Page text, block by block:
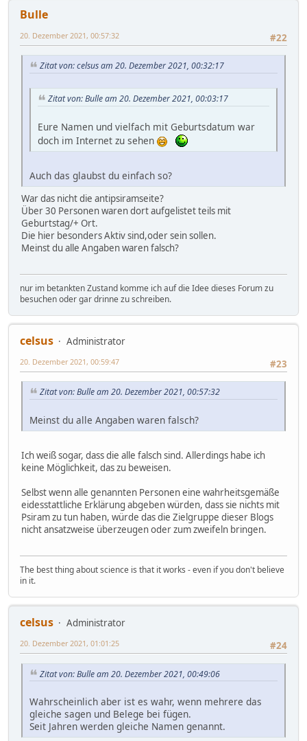
Bulle
#22
20. Dezember 2021, 00:57:32
Zitat von: celsus am 20. Dezember 2021, 00:32:17
Zitat von: Bulle am 20. Dezember 2021, 00:03:17
Eure Namen und vielfach mit Geburtsdatum war
doch im Internet zu sehen
Auch das glaubst du einfach so?
War das nicht die antipsiramseite?
Über 30 Personen waren dort aufgelistet teils mit
Geburtstag/+ Ort.
Die hier besonders Aktiv sind,oder sein sollen.
Meinst du alle Angaben waren falsch?
nur im betankten Zustand komme ich auf die Idee dieses Forum zu
besuchen oder gar drinne zu schreiben.
celsus
Administrator
#23
20. Dezember 2021, 00:59:47
Zitat von: Bulle am 20. Dezember 2021, 00:57:32
Meinst du alle Angaben waren falsch?
Ich weiß sogar, dass die alle falsch sind. Allerdings habe ich
keine Möglichkeit, das zu beweisen.
Selbst wenn alle genannten Personen eine wahrheitsgemäße
eidesstattliche Erklärung abgeben würden, dass sie nichts mit
Psiram zu tun haben, würde das die Zielgruppe dieser Blogs
nicht ansatzweise überzeugen oder zum zweifeln bringen.
The best thing about science is that it works - even if you don't believe
in it.
celsus
Administrator
#24
20. Dezember 2021, 01:01:25
Zitat von: Bulle am 20. Dezember 2021, 00:49:06
Wahrscheinlich aber ist es wahr, wenn mehrere das
gleiche sagen und Belege bei fügen.
Seit Jahren werden gleiche Namen genannt.